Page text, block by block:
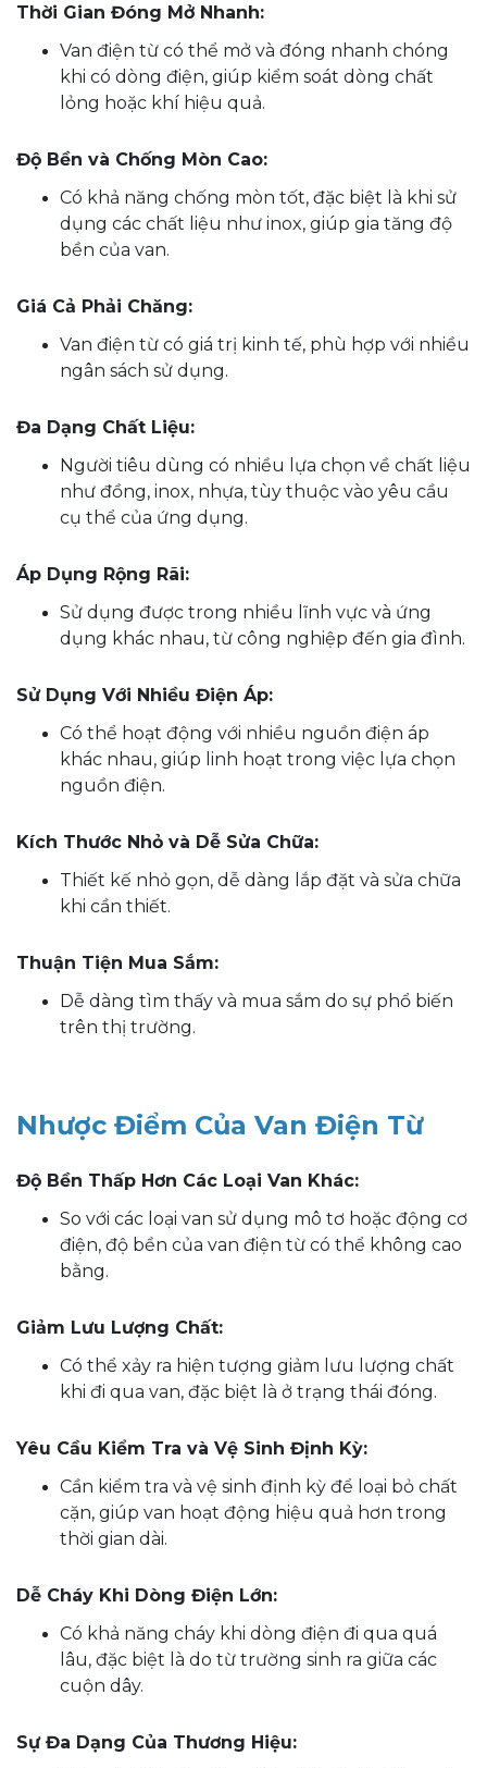
Thời Gian Đóng Mở Nhanh:
Van điện từ có thể mở và đóng nhanh chóng
khi có dòng điện, giúp kiểm soát dòng chất
lỏng hoặc khí hiệu quả.
Độ Bền và Chống Mòn Cao:
Có khả năng chống mòn tốt, đặc biệt là khi sử
dụng các chất liệu như inox, giúp gia tăng độ
bền của van.
Giá Cả Phải Chăng:
Van điện từ có giá trị kinh tế, phù hợp với nhiều
ngân sách sử dụng.
Đa Dạng Chất Liệu:
Người tiêu dùng có nhiều lựa chọn về chất liệu
như đồng, inox, nhựa, tùy thuộc vào yêu cầu
cụ thể của ứng dụng.
Áp Dụng Rộng Rãi:
Sử dụng được trong nhiều lĩnh vực và ứng
dụng khác nhau, từ công nghiệp đến gia đình.
Sử Dụng Với Nhiều Điện Áp:
Có thể hoạt động với nhiều nguồn điện áp
khác nhau, giúp linh hoạt trong việc lựa chọn
nguồn điện.
Kích Thước Nhỏ và Dễ Sửa Chữa:
Thiết kế nhỏ gọn, dễ dàng lắp đặt và sửa chữa
khi cần thiết.
Thuận Tiện Mua Sắm:
Dễ dàng tìm thấy và mua sắm do sự phổ biến
trên thị trường.
Nhược Điểm Của Van Điện Từ
Độ Bền Thấp Hơn Các Loại Van Khác:
So với các loại van sử dụng mô tơ hoặc động cơ
điện, độ bền của van điện từ có thể không cao
bằng.
Giảm Lưu Lượng Chất:
Có thể xảy ra hiện tượng giảm lưu lượng chất
khi đi qua van, đặc biệt là ở trạng thái đóng.
Yêu Cầu Kiểm Tra và Vệ Sinh Định Kỳ:
Cần kiểm tra và vệ sinh định kỳ để loại bỏ chất
cặn, giúp van hoạt động hiệu quả hơn trong
thời gian dài.
Dễ Cháy Khi Dòng Điện Lớn:
Có khả năng cháy khi dòng điện đi qua quá
lâu, đặc biệt là do từ trường sinh ra giữa các
cuộn dây.
Sự Đa Dạng Của Thương Hiệu: